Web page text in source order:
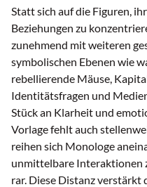
Statt sich auf die Figuren,
Beziehungen zu
zunehmend mit weiteren
symbolischen Ebenen wie
rebellierende Mäuse,
Identitätsfragen und
Stück an Klarheit und
Vorlage fehlt auch
reihen sich Monologe
unmittelbare Interaktionen
rar. Diese Distanz verstärkt